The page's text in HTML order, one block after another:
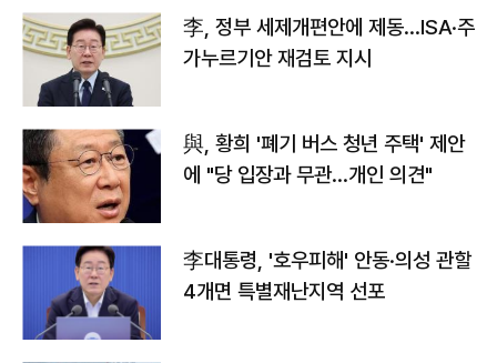
李, 정부 세제개편안에 제동…ISA·주
가누르기안 재검토 지시
與, 황희 '폐기 버스 청년 주택' 제안
에 "당 입장과 무관…개인 의견"
李대통령, '호우피해' 안동·의성 관할
4개면 특별재난지역 선포